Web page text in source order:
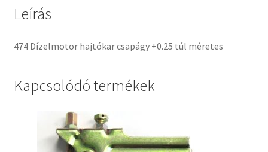
Leírás
474 Dízelmotor hajtókar csapágy +0.25 túl méretes
Kapcsolódó termékek